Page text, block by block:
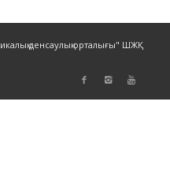
денсаулық орталығы" ШЖҚ